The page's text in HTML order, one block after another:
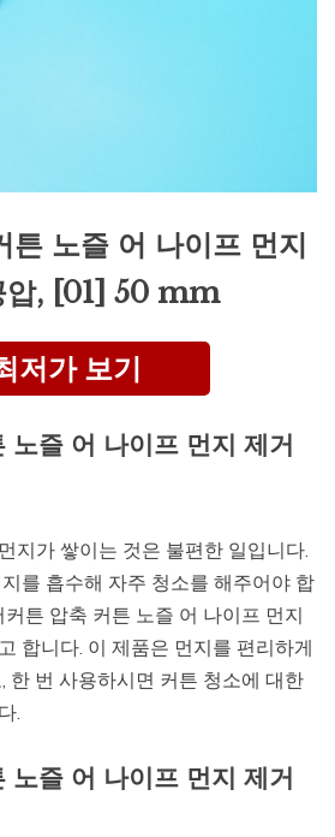
튼 노즐 어 나이프 먼지
압, [01] 50 mm
저가 보기
노즐 어 나이프 먼지 제거
지가 쌓이는 것은 불편한 일입니다.
를 흡수해 자주 청소를 해주어야 합
튼 압축 커튼 노즐 어 나이프 먼지
합니다. 이 제품은 먼지를 편리하게
한 번 사용하시면 커튼 청소에 대한
.
노즐 어 나이프 먼지 제거